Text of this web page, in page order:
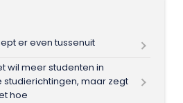
er even tussenuit
wil meer studenten in
studierichtingen, maar zegt
hoe